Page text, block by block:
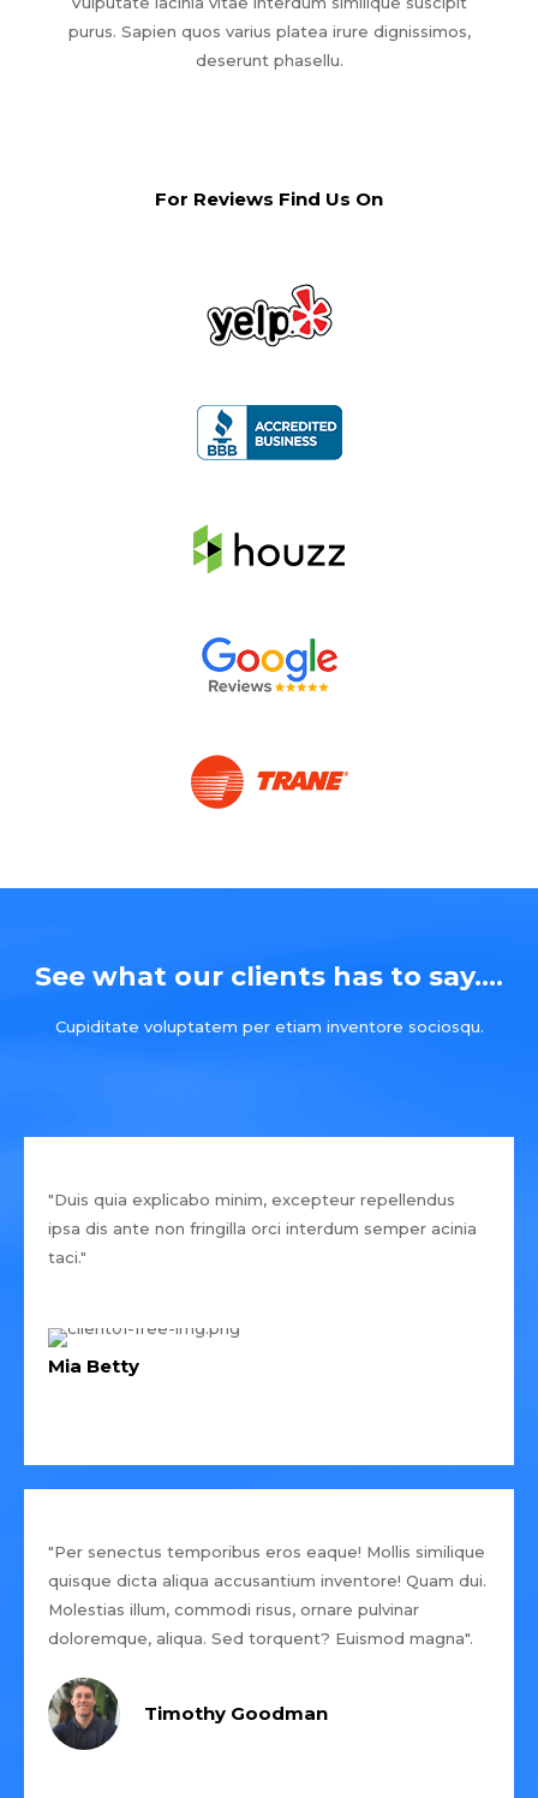
purus. Sapien quos varius platea irure dignissimos,
deserunt phasellu.
For Reviews Find Us On
See what our clients has to say....
Cupiditate voluptatem per etiam inventore sociosqu.
"Duis quia explicabo minim, excepteur repellendus
ipsa dis ante non fringilla orci interdum semper acinia
taci."
Mia Betty
"Per senectus temporibus eros eaque! Mollis similique
quisque dicta aliqua accusantium inventore! Quam dui.
Molestias illum, commodi risus, ornare pulvinar
doloremque, aliqua. Sed torquent? Euismod magna".
Timothy Goodman